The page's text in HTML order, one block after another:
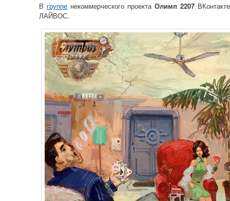
В группе некоммерческого проекта Олимп 2207
ЛАЙВОС.